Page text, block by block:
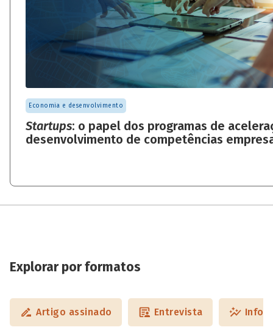
Economia e desenvolvimento
Startups: o papel dos programas de
desenvolvimento de competências
Explorar por formatos
Artigo assinado Entrevista